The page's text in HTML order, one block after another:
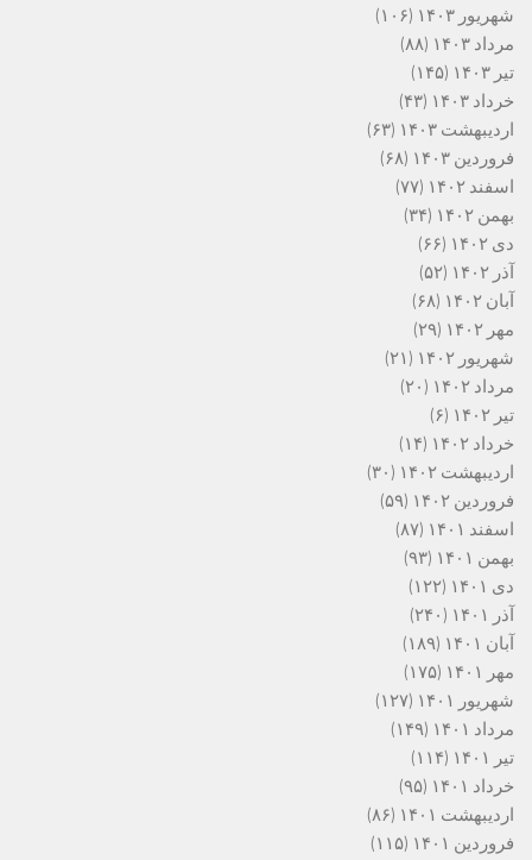
شهریور ۱۴۰۳
(۱۰۶)
مرداد ۱۴۰۳
(۸۸)
تیر ۱۴۰۳
(۱۴۵)
خرداد ۱۴۰۳
(۴۳)
اردیبهشت ۱۴۰۳
(۶۳)
فروردین ۱۴۰۳
(۶۸)
اسفند ۱۴۰۲
(۷۷)
بهمن ۱۴۰۲
(۳۴)
دی ۱۴۰۲
(۶۶)
آذر ۱۴۰۲
(۵۲)
آبان ۱۴۰۲
(۶۸)
مهر ۱۴۰۲
(۲۹)
شهریور ۱۴۰۲
(۲۱)
مرداد ۱۴۰۲
(۲۰)
تیر ۱۴۰۲
(۶)
خرداد ۱۴۰۲
(۱۴)
اردیبهشت ۱۴۰۲
(۳۰)
فروردین ۱۴۰۲
(۵۹)
اسفند ۱۴۰۱
(۸۷)
بهمن ۱۴۰۱
(۹۳)
دی ۱۴۰۱
(۱۲۲)
آذر ۱۴۰۱
(۲۴۰)
آبان ۱۴۰۱
(۱۸۹)
مهر ۱۴۰۱
(۱۷۵)
شهریور ۱۴۰۱
(۱۲۷)
مرداد ۱۴۰۱
(۱۴۹)
تیر ۱۴۰۱
(۱۱۴)
خرداد ۱۴۰۱
(۹۵)
اردیبهشت ۱۴۰۱
(۸۶)
فروردین ۱۴۰۱
(۱۱۵)